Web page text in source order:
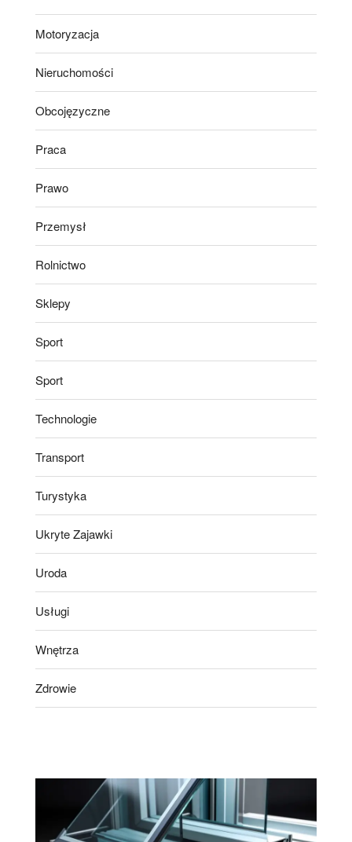
Motoryzacja
Nieruchomości
Obcojęzyczne
Praca
Prawo
Przemysł
Rolnictwo
Sklepy
Sport
Sport
Technologie
Transport
Turystyka
Ukryte Zajawki
Uroda
Usługi
Wnętrza
Zdrowie